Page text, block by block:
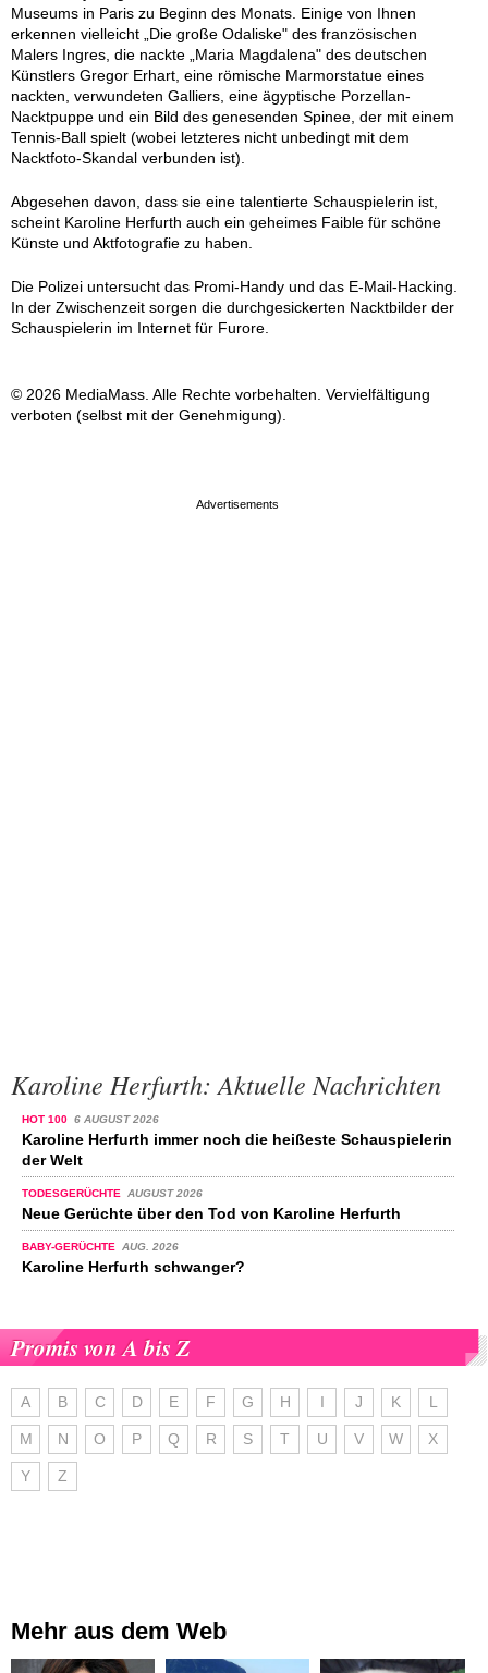
Museums in Paris zu Beginn des Monats. Einige von Ihnen
erkennen vielleicht „Die große Odaliske" des französischen
Malers Ingres, die nackte „Maria Magdalena" des deutschen
Künstlers Gregor Erhart, eine römische Marmorstatue eines
nackten, verwundeten Galliers, eine ägyptische Porzellan-
Nacktpuppe und ein Bild des genesenden Spinee, der mit einem
Tennis-Ball spielt (wobei letzteres nicht unbedingt mit dem
Nacktfoto-Skandal verbunden ist).
Abgesehen davon, dass sie eine talentierte Schauspielerin ist,
scheint Karoline Herfurth auch ein geheimes Faible für schöne
Künste und Aktfotografie zu haben.
Die Polizei untersucht das Promi-Handy und das E-Mail-Hacking.
In der Zwischenzeit sorgen die durchgesickerten Nacktbilder der
Schauspielerin im Internet für Furore.
© 2026 MediaMass. Alle Rechte vorbehalten. Vervielfältigung
verboten (selbst mit der Genehmigung).
Karoline Herfurth: Aktuelle Nachrichten
HOT 100 6 AUGUST 2026
Karoline Herfurth immer noch die heißeste Schauspielerin
der Welt
TODESGERÜCHTE AUGUST 2026
Neue Gerüchte über den Tod von Karoline Herfurth
BABY-GERÜCHTE AUG. 2026
Karoline Herfurth schwanger?
Promis von A bis Z
A B C D E F G H I J K L
M N O P Q R S T U V W X
Y Z
Mehr aus dem Web